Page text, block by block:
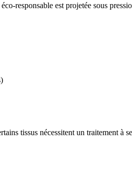
responsable est projetée sous
tissus nécessitent un traitement à